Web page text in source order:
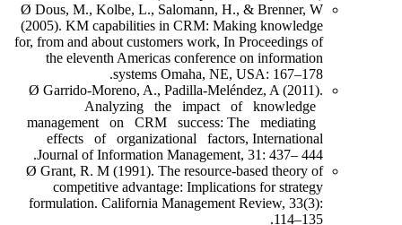
Ø Dous, M., Kolbe, L., Salomann, H., & Brenner, W
(2005). KM capabilities in CRM: Making knowledge
for, from and about customers work, In Proceedings of
the eleventh Americas conference on information
systems Omaha, NE, USA: 167–178.
Ø Garrido-Moreno, A., Padilla-Meléndez, A (2011).
Analyzing the impact of knowledge
management on CRM success: The mediating
effects of organizational factors, International
Journal of Information Management, 31: 437– 444.
Ø Grant, R. M (1991). The resource-based theory of
competitive advantage: Implications for strategy
formulation. California Management Review, 33(3):
114–135.